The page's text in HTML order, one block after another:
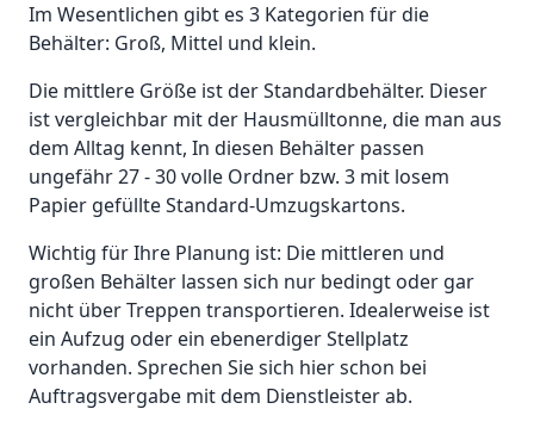
Im Wesentlichen gibt es 3 Kategorien für die
Behälter: Groß, Mittel und klein.
Die mittlere Größe ist der Standardbehälter. Dieser
ist vergleichbar mit der Hausmülltonne, die man aus
dem Alltag kennt, In diesen Behälter passen
ungefähr 27 - 30 volle Ordner bzw. 3 mit losem
Papier gefüllte Standard-Umzugskartons.
Wichtig für Ihre Planung ist: Die mittleren und
großen Behälter lassen sich nur bedingt oder gar
nicht über Treppen transportieren. Idealerweise ist
ein Aufzug oder ein ebenerdiger Stellplatz
vorhanden. Sprechen Sie sich hier schon bei
Auftragsvergabe mit dem Dienstleister ab.